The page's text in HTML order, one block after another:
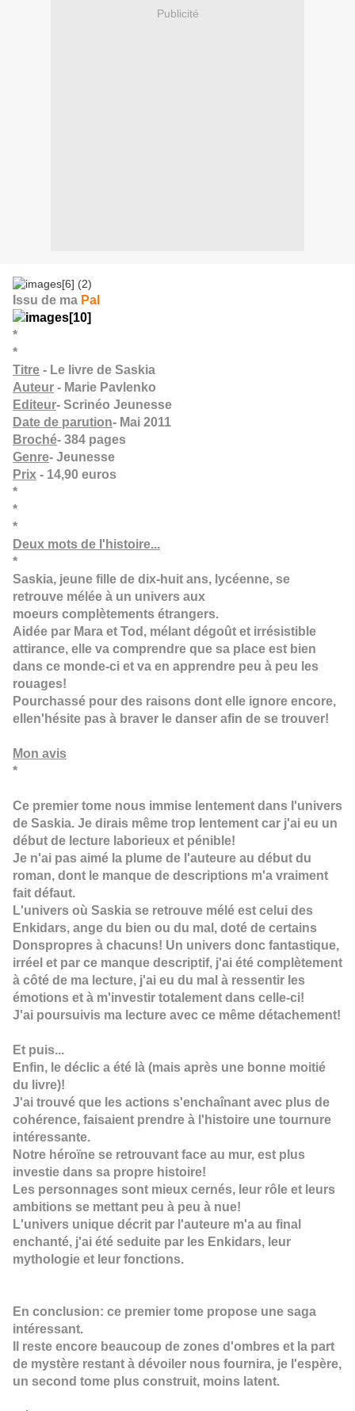
Publicité
Issu de ma Pal
*
*
Titre - Le livre de Saskia
Auteur - Marie Pavlenko
Editeur- Scrinéo Jeunesse
Date de parution- Mai 2011
Broché- 384 pages
Genre- Jeunesse
Prix - 14,90 euros
*
*
*
Deux mots de l'histoire...
*
Saskia, jeune fille de dix-huit ans, lycéenne, se
retrouve mélée à un univers aux
moeurs complètements étrangers.
Aidée par Mara et Tod, mélant dégoût et irrésistible
attirance, elle va comprendre que sa place est bien
dans ce monde-ci et va en apprendre peu à peu les
rouages!
Pourchassé pour des raisons dont elle ignore encore,
ellen'hésite pas à braver le danser afin de se trouver!
Mon avis
*
Ce premier tome nous immise lentement dans l'univers
de Saskia. Je dirais même trop lentement car j'ai eu un
début de lecture laborieux et pénible!
Je n'ai pas aimé la plume de l'auteure au début du
roman, dont le manque de descriptions m'a vraiment
fait défaut.
L'univers où Saskia se retrouve mélé est celui des
Enkidars, ange du bien ou du mal, doté de certains
Donspropres à chacuns! Un univers donc fantastique,
irréel et par ce manque descriptif, j'ai été complètement
à côté de ma lecture, j'ai eu du mal à ressentir les
émotions et à m'investir totalement dans celle-ci!
J'ai poursuivis ma lecture avec ce même détachement!
Et puis...
Enfin, le déclic a été là (mais après une bonne moitié
du livre)!
J'ai trouvé que les actions s'enchaînant avec plus de
cohérence, faisaient prendre à l'histoire une tournure
intéressante.
Notre héroïne se retrouvant face au mur, est plus
investie dans sa propre histoire!
Les personnages sont mieux cernés, leur rôle et leurs
ambitions se mettant peu à peu à nue!
L'univers unique décrit par l'auteure m'a au final
enchanté, j'ai été seduite par les Enkidars, leur
mythologie et leur fonctions.
En conclusion: ce premier tome propose une saga
intéressant.
Il reste encore beaucoup de zones d'ombres et la part
de mystère restant à dévoiler nous fournira, je l'espère,
un second tome plus construit, moins latent.